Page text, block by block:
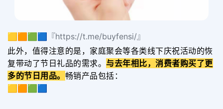
🟨🟧🟩🟦『https://t.me/buyfensi/』
此外，值得注意的是，家庭聚会等各类线下庆祝活动的恢
复带动了节日礼品的需求。 与去年相比，消费者购买了更
多的节日用品。 畅销产品包括：
🟨🟧🟩🟦